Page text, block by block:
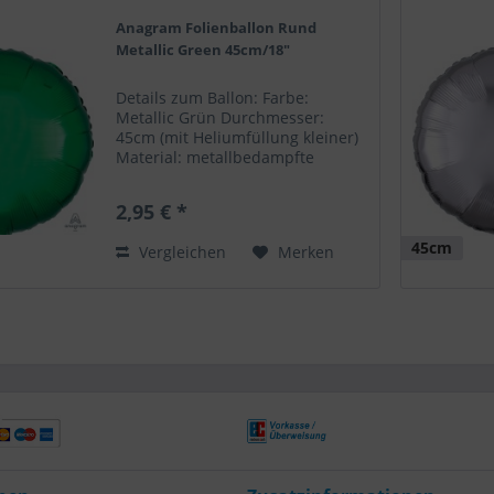
Anagram Folienballon Rund
Metallic Green 45cm/18"
Details zum Ballon: Farbe:
Metallic Grün Durchmesser:
45cm (mit Heliumfüllung kleiner)
Material: metallbedampfte
mehrere Wochen haltbar
7...
2,95 € *
Vergleichen Merken 45cm